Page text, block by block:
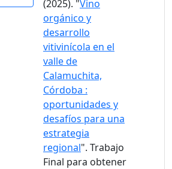
(2025). "Vino
orgánico y
desarrollo
vitivinícola en el
valle de
Calamuchita,
Córdoba :
oportunidades y
desafíos para una
estrategia
regional". Trabajo
Final para obtener